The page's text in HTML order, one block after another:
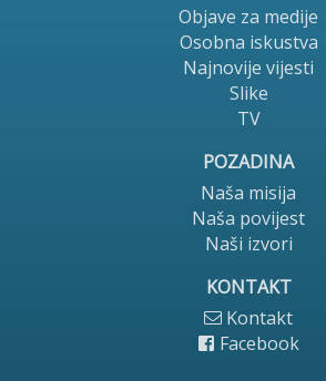
Objave za medije
Osobna iskustva
Najnovije vijesti
Slike
TV
POZADINA
Naša misija
Naša povijest
Naši izvori
KONTAKT
Kontakt
Facebook